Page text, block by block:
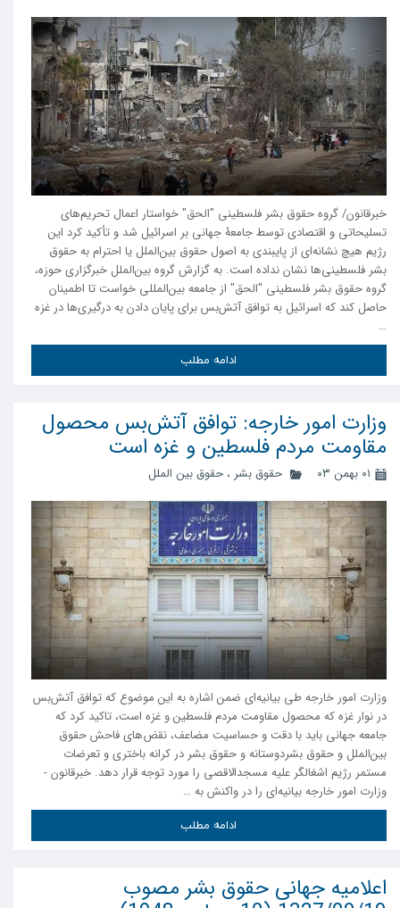
خبرقانون/ گروه حقوق بشر فلسطینی "الحق" خواستار اعمال تحریم‌های
تسلیحاتی و اقتصادی توسط جامعۀ جهانی بر اسرائیل شد و تأکید کرد این
رژیم هیچ نشانه‌ای از پایبندی به اصول حقوق بین‌الملل یا احترام به حقوق
بشر فلسطینی‌ها نشان نداده است. به گزارش گروه بین‌الملل خبرگزاری حوزه،
گروه حقوق بشر فلسطینی "الحق" از جامعه بین‌المللی خواست تا اطمینان
حاصل کند که اسرائیل به توافق آتش‌بس برای پایان دادن به درگیری‌ها در غزه
…
ادامه مطلب
وزارت امور خارجه: توافق آتش‌بس محصول
مقاومت مردم فلسطین و غزه است
۰۱ بهمن ۰۳ حقوق بشر ، حقوق بین الملل
وزارت امور خارجه طی بیانیه‌ای ضمن اشاره به این موضوع که توافق آتش‌بس
در نوار غزه که محصول مقاومت مردم فلسطین و غزه است، تاکید کرد که
جامعه جهانی باید با دقت و حساسیت مضاعف، نقض‌های فاحش حقوق
بین‌الملل و حقوق بشردوستانه و حقوق بشر در کرانه باختری و تعرضات
مستمر رژیم اشغالگر علیه مسجدالاقصی را مورد توجه قرار دهد. خبرقانون -
وزارت امور خارجه بیانیه‌ای را در واکنش به …
ادامه مطلب
اعلامیه جهانی حقوق بشر مصوب